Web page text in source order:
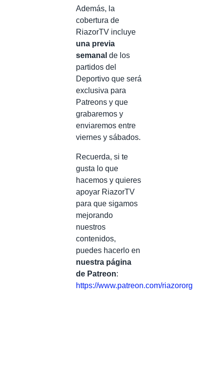
Además, la
cobertura de
RiazorTV incluye
una previa
semanal de los
partidos del
Deportivo que será
exclusiva para
Patreons y que
grabaremos y
enviaremos entre
viernes y sábados.
Recuerda, si te
gusta lo que
hacemos y quieres
apoyar RiazorTV
para que sigamos
mejorando
nuestros
contenidos,
puedes hacerlo en
nuestra página
de Patreon:
https://www.patreon.com/riazororg